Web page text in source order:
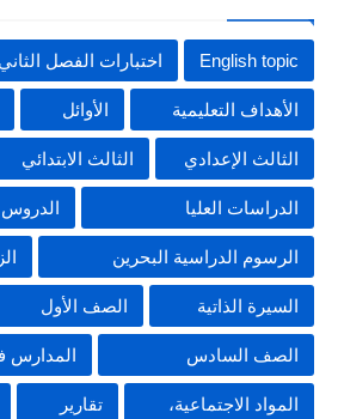
English topic اختبارات الفصل الثاني
الأهداف التعليمية الأوائل
الثالث الإعدادي الثالث الابتدائي
الدراسات العليا الدروس
الرسوم الدراسية البحرين
السيرة الذاتية الصف الأول
الصف السادس المدارس
المواد الاجتماعية، تقارير